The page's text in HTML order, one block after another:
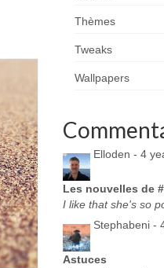
Thèmes
Tweaks
Wallpapers
Elloden - 4
Les nouvelles de
I like that she's so
Stephabeni -
Astuces